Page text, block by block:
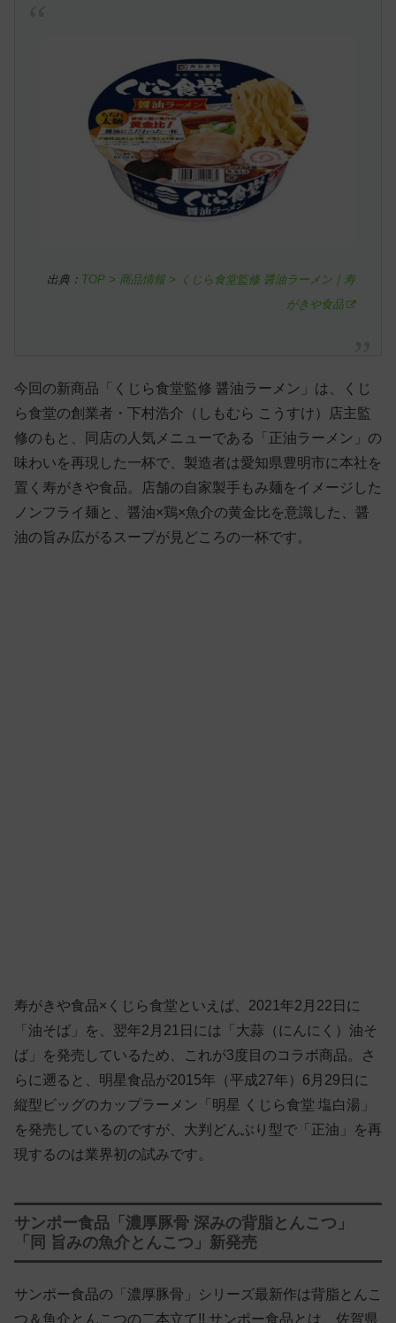
出典： TOP > 商品情報 > くじら食堂監修 醤油ラーメン｜寿
がきや食品
今回の新商品「くじら食堂監修 醤油ラーメン」は、くじ
ら食堂の創業者・下村浩介（しもむら こうすけ）店主監
修のもと、同店の人気メニューである「正油ラーメン」の
味わいを再現した一杯で、製造者は愛知県豊明市に本社を
置く寿がきや食品。店舗の自家製手もみ麺をイメージした
ノンフライ麺と、醤油×鶏×魚介の黄金比を意識した、醤
油の旨み広がるスープが見どころの一杯です。
寿がきや食品×くじら食堂といえば、2021年2月22日に
「油そば」を、翌年2月21日には「大蒜（にんにく）油そ
ば」を発売しているため、これが3度目のコラボ商品。さ
らに遡ると、明星食品が2015年（平成27年）6月29日に
縦型ビッグのカップラーメン「明星 くじら食堂 塩白湯」
を発売しているのですが、大判どんぶり型で「正油」を再
現するのは業界初の試みです。
サンポー食品「濃厚豚骨 深みの背脂とんこつ」
「同 旨みの魚介とんこつ」新発売
サンポー食品の「濃厚豚骨」シリーズ最新作は背脂とんこ
つ＆魚介とんこつの二本立て!! サンポー食品とは、佐賀県